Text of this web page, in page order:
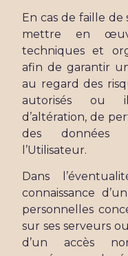
En cas de faille de
mettre en
techniques et
afin de garantir
au regard des
autorisés ou
d’altération, de
des données
l’Utilisateur.
Dans
connaissance
personnelles
sur ses serveurs
d’un accès